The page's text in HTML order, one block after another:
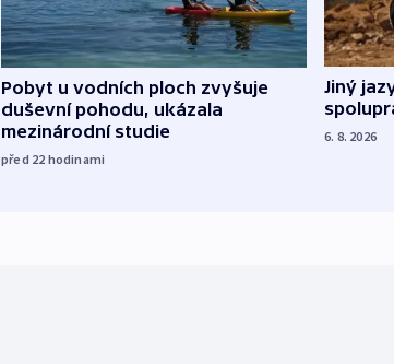
Pobyt u vodních ploch zvyšuje
duševní pohodu, ukázala
mezinárodní studie
před 22 hodinami
Jiný
6. 8. 2026